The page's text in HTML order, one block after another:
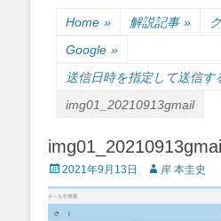
Home » 解説記事 »
Google »
送信日時を指定して送信す
img01_20210913gmail
img01_20210913gmail
Posted
on
2021年9月13日 Author
岸 本圭史